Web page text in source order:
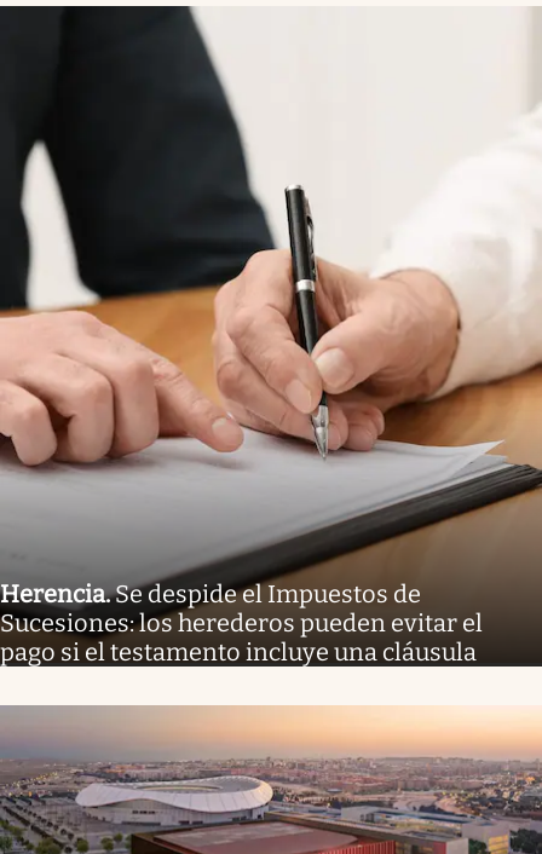
Herencia.Se despide el Impuestos de
Sucesiones: los herederos pueden evitar el
pago si el testamento incluye una cláusula